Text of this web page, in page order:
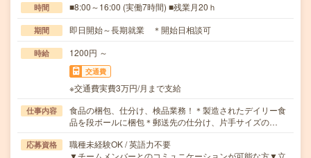
時間 ■8:00～16:00 (実働7時間) ■残業月20ｈ
期間 即日開始～長期就業 ＊開始日相談可
時給 1200円 ～
交通費
※交通費実費3万円/月まで支給
仕事内容
食品の梱包、仕分け、検品業務！＊製造されたデイリー食
品を段ボールに梱包＊郵送先の仕分け、片手サイズの…
応募資格
職種未経験OK / 英語力不要
▼チームメンバーとのコミュニケーションが可能な方▼立